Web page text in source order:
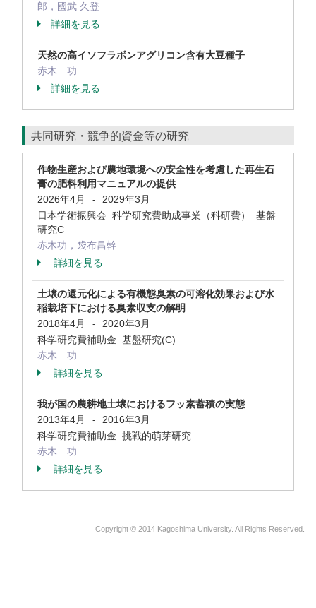
郎，國武 久登
詳細を見る
天然の高イソフラボンアグリコン含有大豆種子
赤木 功
詳細を見る
共同研究・競争的資金等の研究
作物生産および農地環境への安全性を考慮した再生石
膏の肥料利用マニュアルの提供
2026年4月
-
2029年3月
日本学術振興会 科学研究費助成事業（科研費） 基盤
研究C
赤木功，袋布昌幹
詳細を見る
土壌の還元化による有機態臭素の可溶化効果および水
稲栽培下における臭素収支の解明
2018年4月
-
2020年3月
科学研究費補助金 基盤研究(C)
赤木 功
詳細を見る
我が国の農耕地土壌におけるフッ素蓄積の実態
2013年4月
-
2016年3月
科学研究費補助金 挑戦的萌芽研究
赤木 功
詳細を見る
Copyright © 2014 Kagoshima University. All Rights Reserved.